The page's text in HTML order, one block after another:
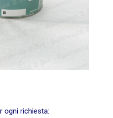
ogni richiesta: